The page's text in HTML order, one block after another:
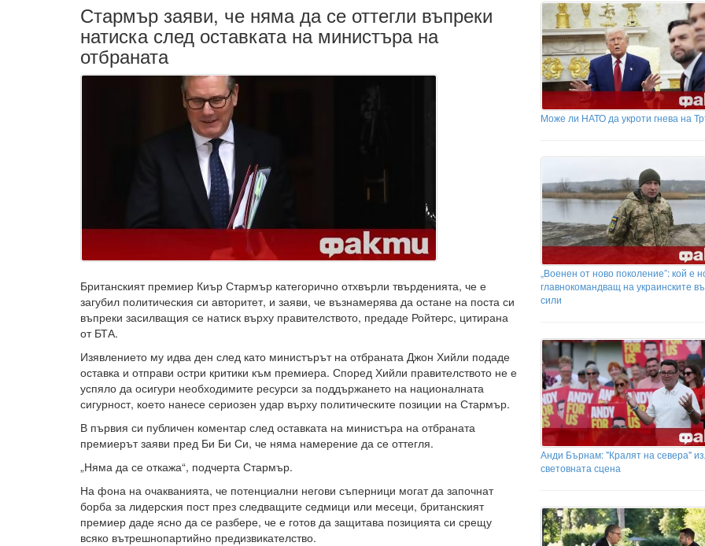
Стармър заяви, че няма да се оттегли въпреки
натиска след оставката на министъра на
отбраната
Британският премиер Киър Стармър категорично отхвърли твърденията, че е
загубил политическия си авторитет, и заяви, че възнамерява да остане на поста си
въпреки засилващия се натиск върху правителството, предаде Ройтерс, цитирана
от БТА.
Изявлението му идва ден след като министърът на отбраната Джон Хийли подаде
оставка и отправи остри критики към премиера. Според Хийли правителството не е
успяло да осигури необходимите ресурси за поддържането на националната
сигурност, което нанесе сериозен удар върху политическите позиции на Стармър.
В първия си публичен коментар след оставката на министъра на отбраната
премиерът заяви пред Би Би Си, че няма намерение да се оттегля.
„Няма да се откажа“, подчерта Стармър.
На фона на очакванията, че потенциални негови съперници могат да започнат
борба за лидерския пост през следващите седмици или месеци, британският
премиер даде ясно да се разбере, че е готов да защитава позицията си срещу
всяко вътрешнопартийно предизвикателство.
Може ли НАТО да укроти гнева на
„Военен от ново поколение”: кой е
главнокомандващ на украинските
сили
Анди Бърнам: "Кралят на севера"
световната сцена